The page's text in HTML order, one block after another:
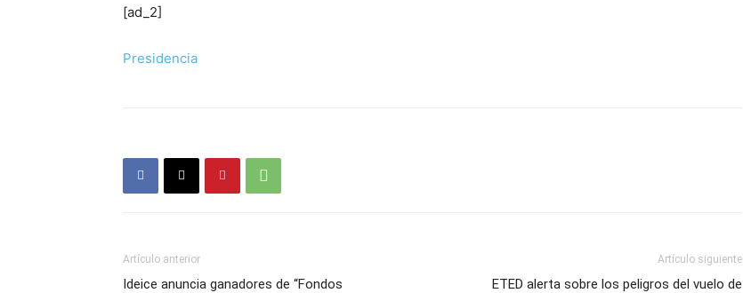
[ad_2]
Presidencia
Artículo anterior
Ideice anuncia ganadores de “Fondos
Artículo siguiente
ETED alerta sobre los peligros del vuelo de